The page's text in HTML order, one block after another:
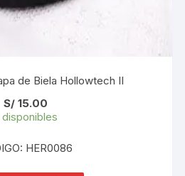
de Biela Hollowtech II
S/15.00
disponibles
HER0086